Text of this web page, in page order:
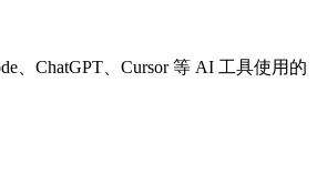
、ChatGPT、Cursor 等 AI 工具使用的